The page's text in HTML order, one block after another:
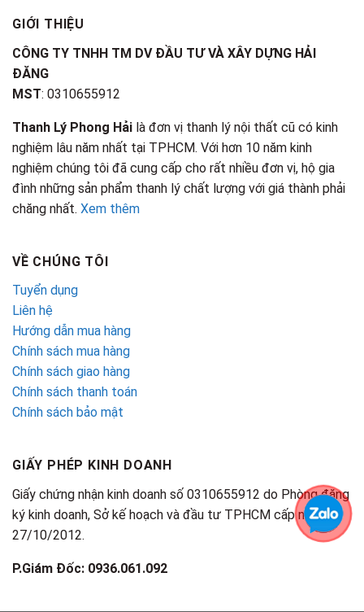
GIỚI THIỆU
CÔNG TY TNHH TM DV ĐẦU TƯ VÀ XÂY DỰNG HẢI
ĐĂNG
MST: 0310655912
Thanh Lý Phong Hải là đơn vị thanh lý nội thất cũ có kinh
nghiệm lâu năm nhất tại TPHCM. Với hơn 10 năm kinh
nghiệm chúng tôi đã cung cấp cho rất nhiều đơn vị, hộ gia
đình những sản phẩm thanh lý chất lượng với giá thành phải
chăng nhất. Xem thêm
VỀ CHÚNG TÔI
Tuyển dụng
Liên hệ
Hướng dẫn mua hàng
Chính sách mua hàng
Chính sách giao hàng
Chính sách thanh toán
Chính sách bảo mật
GIẤY PHÉP KINH DOANH
Giấy chứng nhận kinh doanh số 0310655912 do Phòng đăng
ký kinh doanh, Sở kế hoạch và đầu tư TPHCM cấp ngày
27/10/2012.
P.Giám Đốc: 0936.061.092